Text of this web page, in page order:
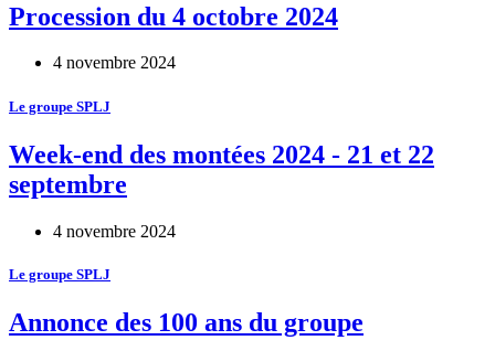
Procession du 4 octobre 2024
4 novembre 2024
Le groupe SPLJ
Week-end des montées 2024 - 21 et 22
septembre
4 novembre 2024
Le groupe SPLJ
Annonce des 100 ans du groupe